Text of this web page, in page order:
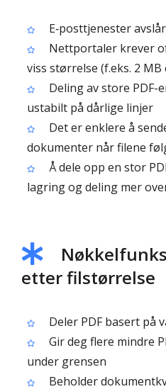
E‑posttjenester
Nettportaler krever
viss størrelse (f.eks. 2 MB
Deling av store
ustabilt på dårlige linjer
Det er enklere å
dokumenter når filene
Å dele opp en stor
lagring og deling mer
etter filstørrelse
Deler PDF basert på
Gir deg flere mindre
under grensen
Beholder